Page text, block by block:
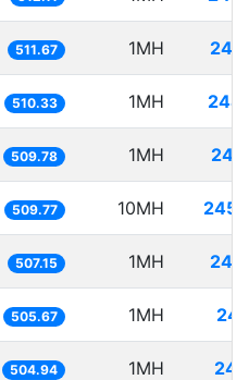
511.67 1MH
510.33 1MH
509.78 1MH
509.77 10MH
507.15 1MH
505.67 1MH
504.94 1MH